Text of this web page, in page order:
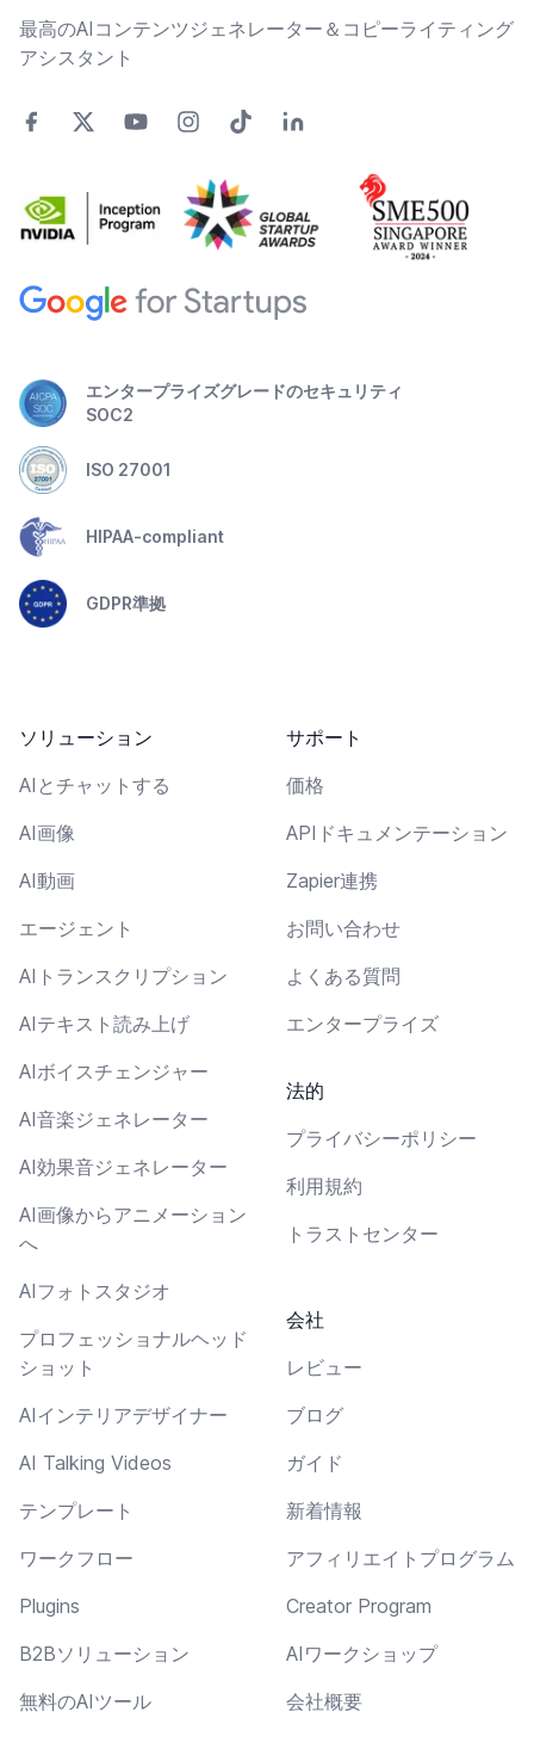
最高のAIコンテンツジェネレーター＆コピーライティング
アシスタント
エンタープライズグレードのセキュリティ
SOC2
ISO 27001
HIPAA-compliant
GDPR準拠
ソリューション
AIとチャットする
AI画像
AI動画
エージェント
AIトランスクリプション
AIテキスト読み上げ
AIボイスチェンジャー
AI音楽ジェネレーター
AI効果音ジェネレーター
AI画像からアニメーション
へ
AIフォトスタジオ
プロフェッショナルヘッド
ショット
AIインテリアデザイナー
AI Talking Videos
テンプレート
ワークフロー
Plugins
B2Bソリューション
無料のAIツール
サポート
価格
APIドキュメンテーション
Zapier連携
お問い合わせ
よくある質問
エンタープライズ
法的
プライバシーポリシー
利用規約
トラストセンター
会社
レビュー
ブログ
ガイド
新着情報
アフィリエイトプログラム
Creator Program
AIワークショップ
会社概要